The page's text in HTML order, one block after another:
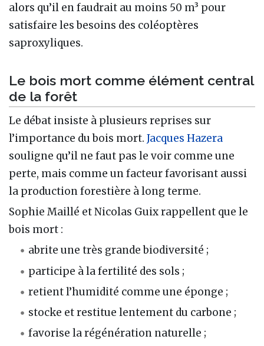
alors qu’il en faudrait au moins 50 m³ pour
satisfaire les besoins des coléoptères
saproxyliques.
Le bois mort comme élément central
de la forêt
Le débat insiste à plusieurs reprises sur
l’importance du bois mort. Jacques Hazera
souligne qu’il ne faut pas le voir comme une
perte, mais comme un facteur favorisant aussi
la production forestière à long terme.
Sophie Maillé et Nicolas Guix rappellent que le
bois mort :
abrite une très grande biodiversité ;
participe à la fertilité des sols ;
retient l’humidité comme une éponge ;
stocke et restitue lentement du carbone ;
favorise la régénération naturelle ;